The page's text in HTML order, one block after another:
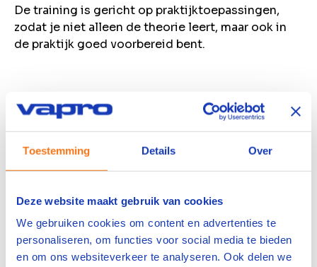
Toestemming Details Over
Deze website maakt gebruik van cookies
We gebruiken cookies om content en advertenties te
personaliseren, om functies voor social media te bieden
en om ons websiteverkeer te analyseren. Ook delen we
De training is gericht op praktijktoepassingen,
zodat je niet alleen de theorie leert, maar ook in
de praktijk goed voorbereid bent.
Inhoud
Alle onderdelen op een rijtje.
Met de NEN 3840-training van VAPRO zorg je
ervoor dat je veilig, deskundig en volgens de
hoogspanningsinstallaties. Het behalen van het
IV/WV-certificaat laat zien dat je beschikt over de
kennis en vaardigheden om jouw werk veilig en
efficiënt uit te voeren.